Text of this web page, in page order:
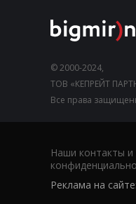
© 2000-2024,
ТОВ «КЕПРЕЙТ
Все права
Наши контакты и
Реклама на сайте: